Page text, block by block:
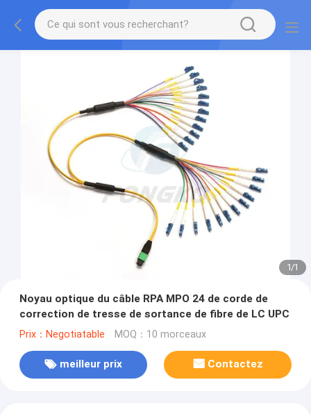
1/1
Noyau optique du câble RPA MPO 24 de corde de
correction de tresse de sortance de fibre de LC UPC
Prix：Negotiatable MOQ：10 morceaux
meilleur prix Contactez